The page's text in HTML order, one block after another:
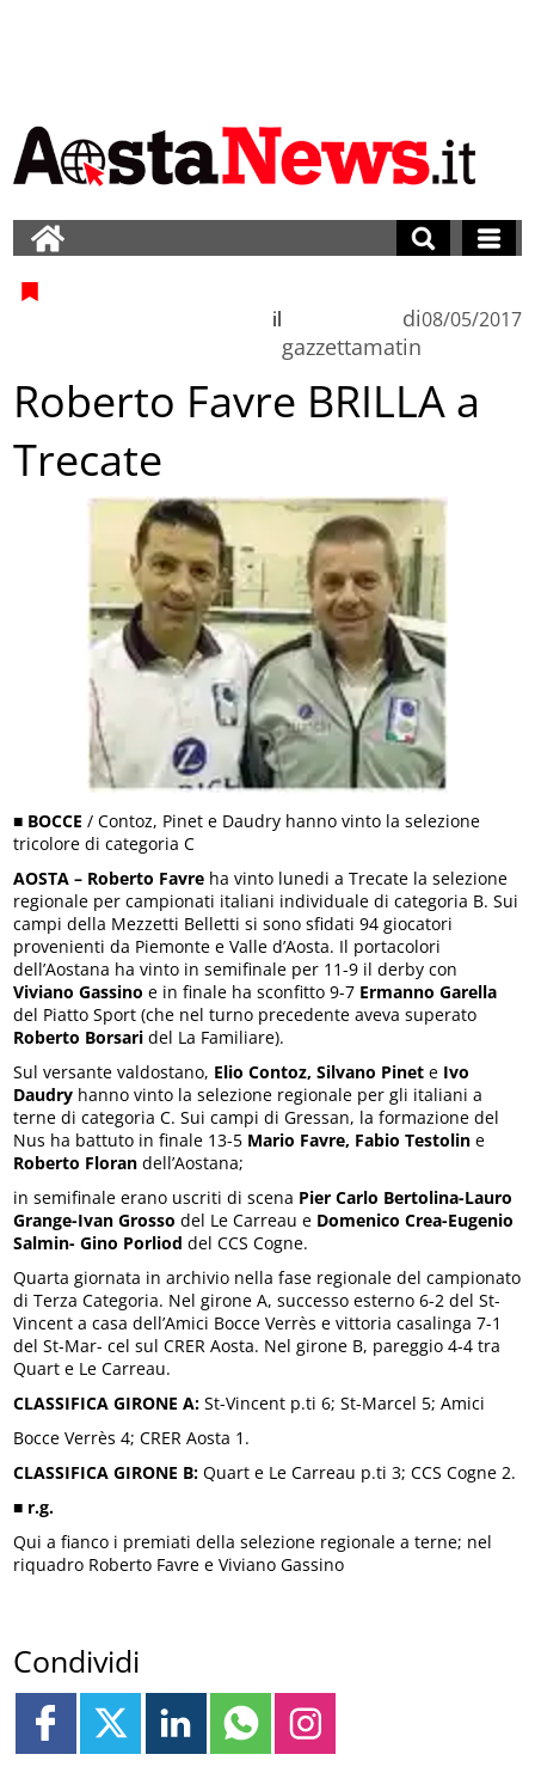
di
gazzettamatin
il 08/05/2017
Roberto Favre BRILLA a
Trecate
■ BOCCE / Contoz, Pinet e Daudry hanno vinto la selezione
tricolore di categoria C
AOSTA – Roberto Favre ha vinto lunedi a Trecate la selezione
regionale per campionati italiani individuale di categoria B. Sui
campi della Mezzetti Belletti si sono sfidati 94 giocatori
provenienti da Piemonte e Valle d’Aosta. Il portacolori
dell’Aostana ha vinto in semifinale per 11-9 il derby con
Viviano Gassino e in finale ha sconfitto 9-7 Ermanno Garella
del Piatto Sport (che nel turno precedente aveva superato
Roberto Borsari del La Familiare).
Sul versante valdostano, Elio Contoz, Silvano Pinet e Ivo
Daudry hanno vinto la selezione regionale per gli italiani a
terne di categoria C. Sui campi di Gressan, la formazione del
Nus ha battuto in finale 13-5 Mario Favre, Fabio Testolin e
Roberto Floran dell’Aostana;
in semifinale erano uscriti di scena Pier Carlo Bertolina-Lauro
Grange-Ivan Grosso del Le Carreau e Domenico Crea-Eugenio
Salmin- Gino Porliod del CCS Cogne.
Quarta giornata in archivio nella fase regionale del campionato
di Terza Categoria. Nel girone A, successo esterno 6-2 del St-
Vincent a casa dell’Amici Bocce Verrès e vittoria casalinga 7-1
del St-Mar- cel sul CRER Aosta. Nel girone B, pareggio 4-4 tra
Quart e Le Carreau.
CLASSIFICA GIRONE A: St-Vincent p.ti 6; St-Marcel 5; Amici
Bocce Verrès 4; CRER Aosta 1.
CLASSIFICA GIRONE B: Quart e Le Carreau p.ti 3; CCS Cogne 2.
■ r.g.
Qui a fianco i premiati della selezione regionale a terne; nel
riquadro Roberto Favre e Viviano Gassino
Condividi